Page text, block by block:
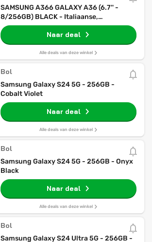
SAMSUNG A366 GALAXY A36 (6.7'' -
8/256GB) BLACK - Italiaanse,
Hongaarse, Poolse, Roemeense,
Oostenrijkse en Zwitserse versies
Naar deal
Alle deals van deze winkel
Bol
Samsung Galaxy S24 5G - 256GB -
Cobalt Violet
Naar deal
Alle deals van deze winkel
Bol
Samsung Galaxy S24 5G - 256GB - Onyx
Black
Naar deal
Alle deals van deze winkel
Bol
Samsung Galaxy S24 Ultra 5G - 256GB -